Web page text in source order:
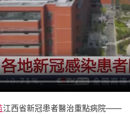
江西省新冠患者醫治重點病院——